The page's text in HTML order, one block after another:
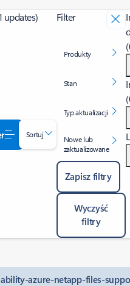
updates)
Sortuj
Filter
Produkty
Stan
Typ aktualizacji
Nowe lub
zaktualizowane
Zapisz filtry
Wyczyść
filtry
azure-netapp-files-